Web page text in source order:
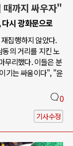
때까지 싸우자"
시 광화문으로
집행하지 않았다.
의 거리를 지킨 노
무리했다. 이들은 분
기는 싸움이다", "윤
0
기사수정